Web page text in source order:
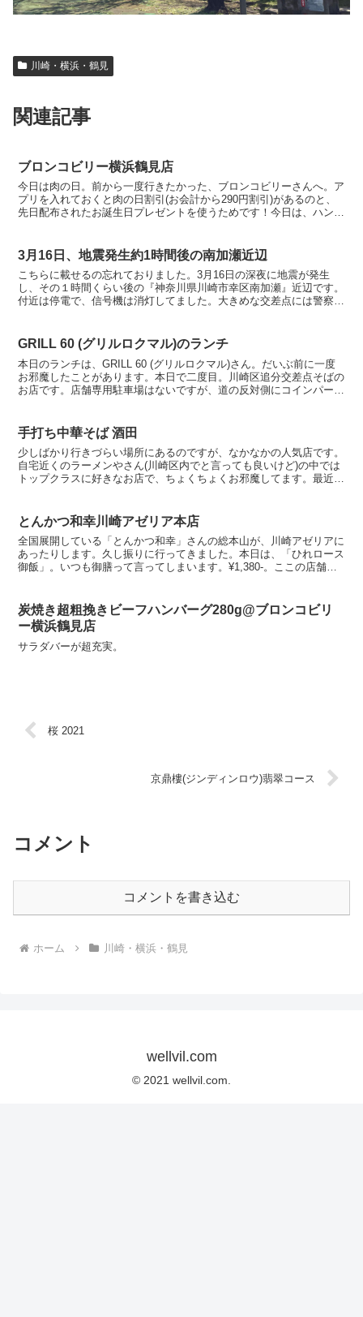
川崎・横浜・鶴見
関連記事
ブロンコビリー横浜鶴見店
今日は肉の日。前から一度行きたかった、ブロンコビリーさんへ。ア
プリを入れておくと肉の日割引(お会計から290円割引)があるのと、
先日配布されたお誕生日プレゼントを使うためです！今日は、ハンバ
3月16日、地震発生約1時間後の南加瀬近辺
こちらに載せるの忘れておりました。3月16日の深夜に地震が発生
し、その１時間くらい後の『神奈川県川崎市幸区南加瀬』近辺です。
付近は停電で、信号機は消灯してました。大きめな交差点には警察官
GRILL 60 (グリルロクマル)のランチ
本日のランチは、GRILL 60 (グリルロクマル)さん。だいぶ前に一度
お邪魔したことがあります。本日で二度目。川崎区追分交差点そばの
お店です。店舗専用駐車場はないですが、道の反対側にコインパーキ
手打ち中華そば 酒田
少しばかり行きづらい場所にあるのですが、なかなかの人気店です。
自宅近くのラーメンやさん(川崎区内でと言っても良いけど)の中では
トップクラスに好きなお店で、ちょくちょくお邪魔してます。最近超
とんかつ和幸川崎アゼリア本店
全国展開している「とんかつ和幸」さんの総本山が、川崎アゼリアに
あったりします。久し振りに行ってきました。本日は、「ひれロース
御飯」。いつも御膳って言ってしまいます。¥1,380-。ここの店舗の
炭焼き超粗挽きビーフハンバーグ280g@ブロンコビリ
ー横浜鶴見店
サラダバーが超充実。
桜 2021
京鼎樓(ジンディンロウ)翡翠コース
コメント
コメントを書き込む
ホーム 川崎・横浜・鶴見
wellvil.com
© 2021 wellvil.com.